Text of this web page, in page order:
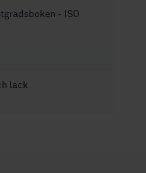
- ISO
lack